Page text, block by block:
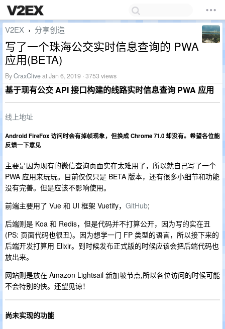
V2EX › 分享创造
写了一个珠海公交实时信息查询的 PWA
应用(BETA)
ByCraxCliveat Jan 6, 2019 · 3753 views
基于现有公交 API 接口构建的线路实时信息查询 PWA 应用
线上地址
Android FireFox 访问时会有掉帧现象，但换成 Chrome 71.0 却没有。希望各位能
反馈一下意见
主要是因为现有的微信查询页面实在太难用了，所以就自己写了一个
PWA 应用来玩玩。目前仅仅只是 BETA 版本，还有很多小细节和功能
没有完善。但是应该不影响使用。
前端主要用了 Vue 和 UI 框架 Vuetify， GitHub;
后端则是 Koa 和 Redis，但是代码并不打算公开，因为写的实在丑
(PS: 页面代码也很丑)。因为想学一门 FP 类型的语言，所以接下来的
后端开发打算用 Elixir。到时候发布正式版的时候应该会把后端代码也
放出来。
网站则是放在 Amazon Lightsail 新加坡节点,所以各位访问的时候可能
不会特别的快。还望见谅！
尚未实现的功能